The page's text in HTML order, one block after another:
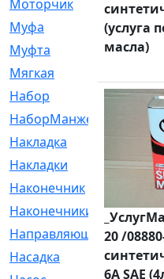
Моторчик
[6]
Муфа
[1]
Муфта
Мягкая
Набор
[6]
НаборМанжетГТЦ
[33]
Накладка
[51]
Накладки
[1]
Наконечник
[743]
Наконечники
[119]
Направляющая
[43]
Насадка
[16]
(услуга
масла)
20 /
6A SAE